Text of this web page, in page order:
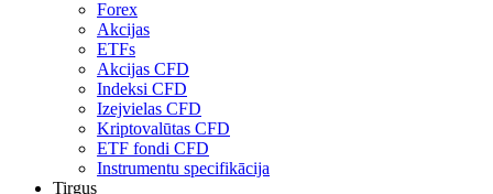
Forex
Akcijas
ETFs
Akcijas CFD
Indeksi CFD
Izejvielas CFD
Kriptovalūtas CFD
ETF fondi CFD
Instrumentu specifikācija
Tirgus